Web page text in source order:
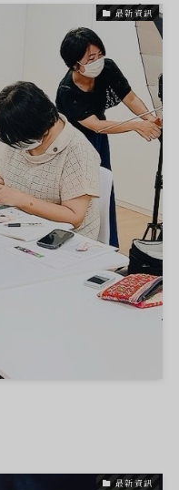
最新資訊
最新資訊